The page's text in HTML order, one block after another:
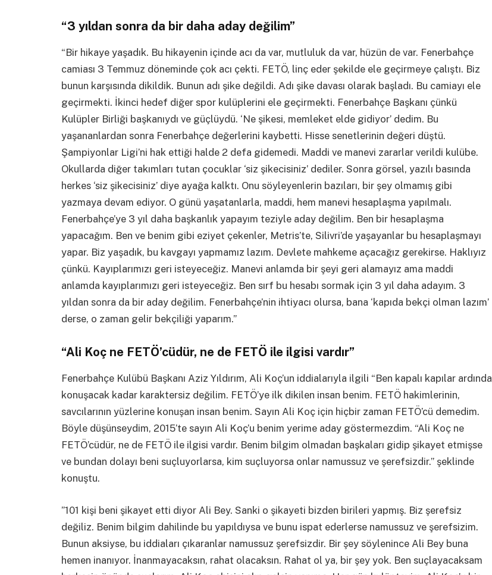
“3 yıldan sonra da bir daha aday değilim”
“Bir hikaye yaşadık. Bu hikayenin içinde acı da var, mutluluk da var, hüzün de var. Fenerbahçe
camiası 3 Temmuz döneminde çok acı çekti. FETÖ, linç eder şekilde ele geçirmeye çalıştı. Biz
bunun karşısında dikildik. Bunun adı şike değildi. Adı şike davası olarak başladı. Bu camiayı ele
geçirmekti. İkinci hedef diğer spor kulüplerini ele geçirmekti. Fenerbahçe Başkanı çünkü
Kulüpler Birliği başkanıydı ve güçlüydü. ‘Ne şikesi, memleket elde gidiyor’ dedim. Bu
yaşananlardan sonra Fenerbahçe değerlerini kaybetti. Hisse senetlerinin değeri düştü.
Şampiyonlar Ligi’ni hak ettiği halde 2 defa gidemedi. Maddi ve manevi zararlar verildi kulübe.
Okullarda diğer takımları tutan çocuklar ‘siz şikecisiniz’ dediler. Sonra görsel, yazılı basında
herkes ‘siz şikecisiniz’ diye ayağa kalktı. Onu söyleyenlerin bazıları, bir şey olmamış gibi
yazmaya devam ediyor. O günü yaşatanlarla, maddi, hem manevi hesaplaşma yapılmalı.
Fenerbahçe’ye 3 yıl daha başkanlık yapayım teziyle aday değilim. Ben bir hesaplaşma
yapacağım. Ben ve benim gibi eziyet çekenler, Metris’te, Silivri’de yaşayanlar bu hesaplaşmayı
yapar. Biz yaşadık, bu kavgayı yapmamız lazım. Devlete mahkeme açacağız gerekirse. Haklıyız
çünkü. Kayıplarımızı geri isteyeceğiz. Manevi anlamda bir şeyi geri alamayız ama maddi
anlamda kayıplarımızı geri isteyeceğiz. Ben sırf bu hesabı sormak için 3 yıl daha adayım. 3
yıldan sonra da bir aday değilim. Fenerbahçe’nin ihtiyacı olursa, bana ‘kapıda bekçi olman lazım’
derse, o zaman gelir bekçiliği yaparım.”
“Ali Koç ne FETÖ’cüdür, ne de FETÖ ile ilgisi vardır”
Fenerbahçe Kulübü Başkanı Aziz Yıldırım, Ali Koç’un iddialarıyla ilgili “Ben kapalı kapılar ardında
konuşacak kadar karaktersiz değilim. FETÖ’ye ilk dikilen insan benim. FETÖ hakimlerinin,
savcılarının yüzlerine konuşan insan benim. Sayın Ali Koç için hiçbir zaman FETÖ’cü demedim.
Böyle düşünseydim, 2015’te sayın Ali Koç’u benim yerime aday göstermezdim. “Ali Koç ne
FETÖ’cüdür, ne de FETÖ ile ilgisi vardır. Benim bilgim olmadan başkaları gidip şikayet etmişse
ve bundan dolayı beni suçluyorlarsa, kim suçluyorsa onlar namussuz ve şerefsizdir.” şeklinde
konuştu.
”101 kişi beni şikayet etti diyor Ali Bey. Sanki o şikayeti bizden birileri yapmış. Biz şerefsiz
değiliz. Benim bilgim dahilinde bu yapıldıysa ve bunu ispat ederlerse namussuz ve şerefsizim.
Bunun aksiyse, bu iddiaları çıkaranlar namussuz şerefsizdir. Bir şey söylenince Ali Bey buna
hemen inanıyor. İnanmayacaksın, rahat olacaksın. Rahat ol ya, bir şey yok. Ben suçlayacaksam